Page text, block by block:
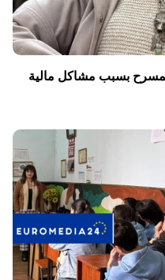
المسرح بسبب مشاكل مالية